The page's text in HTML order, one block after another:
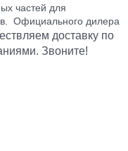
частей для
Официального дилера
доставку по
Звоните!